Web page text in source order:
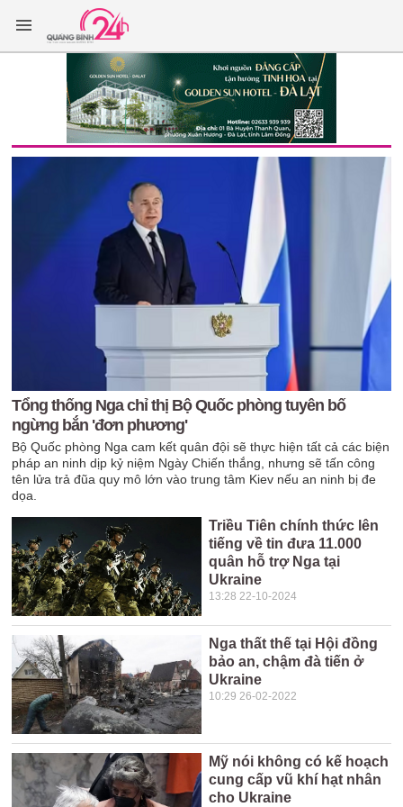
Tổng thống Nga chỉ thị Bộ Quốc phòng tuyên bố
ngừng bắn 'đơn phương'
Bộ Quốc phòng Nga cam kết quân đội sẽ thực hiện tất cả các biện
pháp an ninh dịp kỷ niệm Ngày Chiến thắng, nhưng sẽ tấn công
tên lửa trả đũa quy mô lớn vào trung tâm Kiev nếu an ninh bị đe
dọa.
Triều Tiên chính thức lên
tiếng về tin đưa 11.000
quân hỗ trợ Nga tại
Ukraine
13:28 22-10-2024
Nga thất thế tại Hội đồng
bảo an, chậm đà tiến ở
Ukraine
10:29 26-02-2022
Mỹ nói không có kế hoạch
cung cấp vũ khí hạt nhân
cho Ukraine